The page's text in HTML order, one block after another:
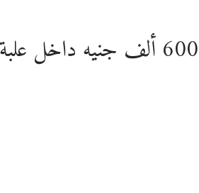
انفرادات سعاد الخولي.. هدية رمضان 600 ألف جنيه داخل علبة